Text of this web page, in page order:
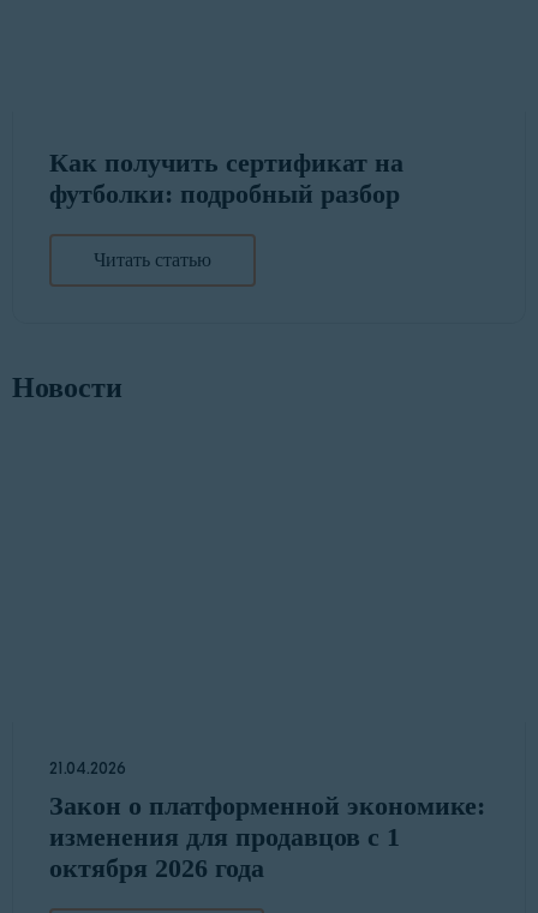
Как получить сертификат на
футболки: подробный разбор
Читать статью
Новости
21.04.2026
Закон о платформенной экономике:
изменения для продавцов с 1
октября 2026 года